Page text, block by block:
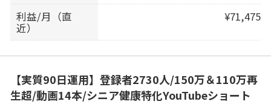
利益/月（直
近）
¥71,475
【実質90日運用】登録者2730人/150万＆110万再
生超/動画14本/シニア健康特化YouTubeショート